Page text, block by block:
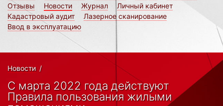
Отзывы
Новости Журнал
Личный кабинет
Кадастровый аудит
Лазерное сканирование
Ввод в эксплуатацию
Новости /
С марта 2022 года действуют
Правила пользования жилыми